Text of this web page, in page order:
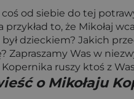
od siebie do tej
to, że Mikołaj
dzieckiem? Jakich
Zapraszamy Was w
ruszy ktoś z
o Mikołaju